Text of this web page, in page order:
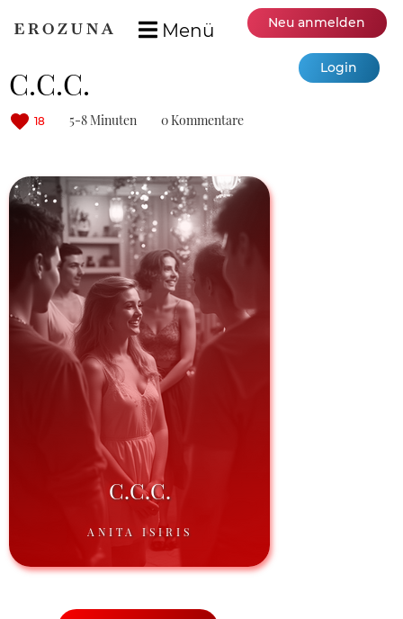
Menü Neu anmelden
Login
C.C.C.
18 5-8 Minuten 0 Kommentare
C.C.C.
ANITA ISIRIS